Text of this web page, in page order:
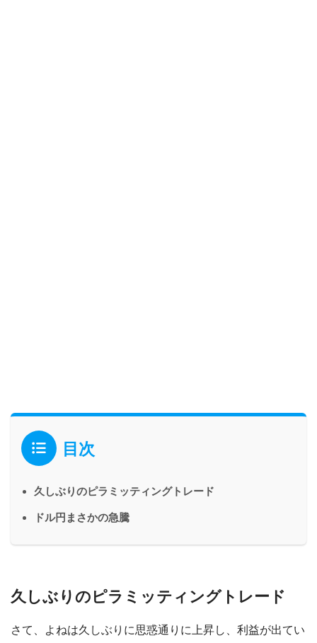
目次
久しぶりのピラミッティングトレード
ドル円まさかの急騰
久しぶりのピラミッティングトレード
さて、よねは久しぶりに思惑通りに上昇し、利益が出てい